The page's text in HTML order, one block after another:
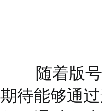
随着版号
期待能够通